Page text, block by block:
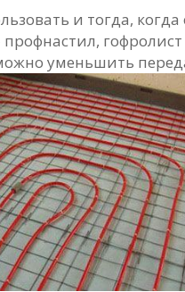
и тогда,
уменьшить